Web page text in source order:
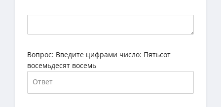
Вопрос: Введите цифрами число: Пятьсот
восемьдесят восемь